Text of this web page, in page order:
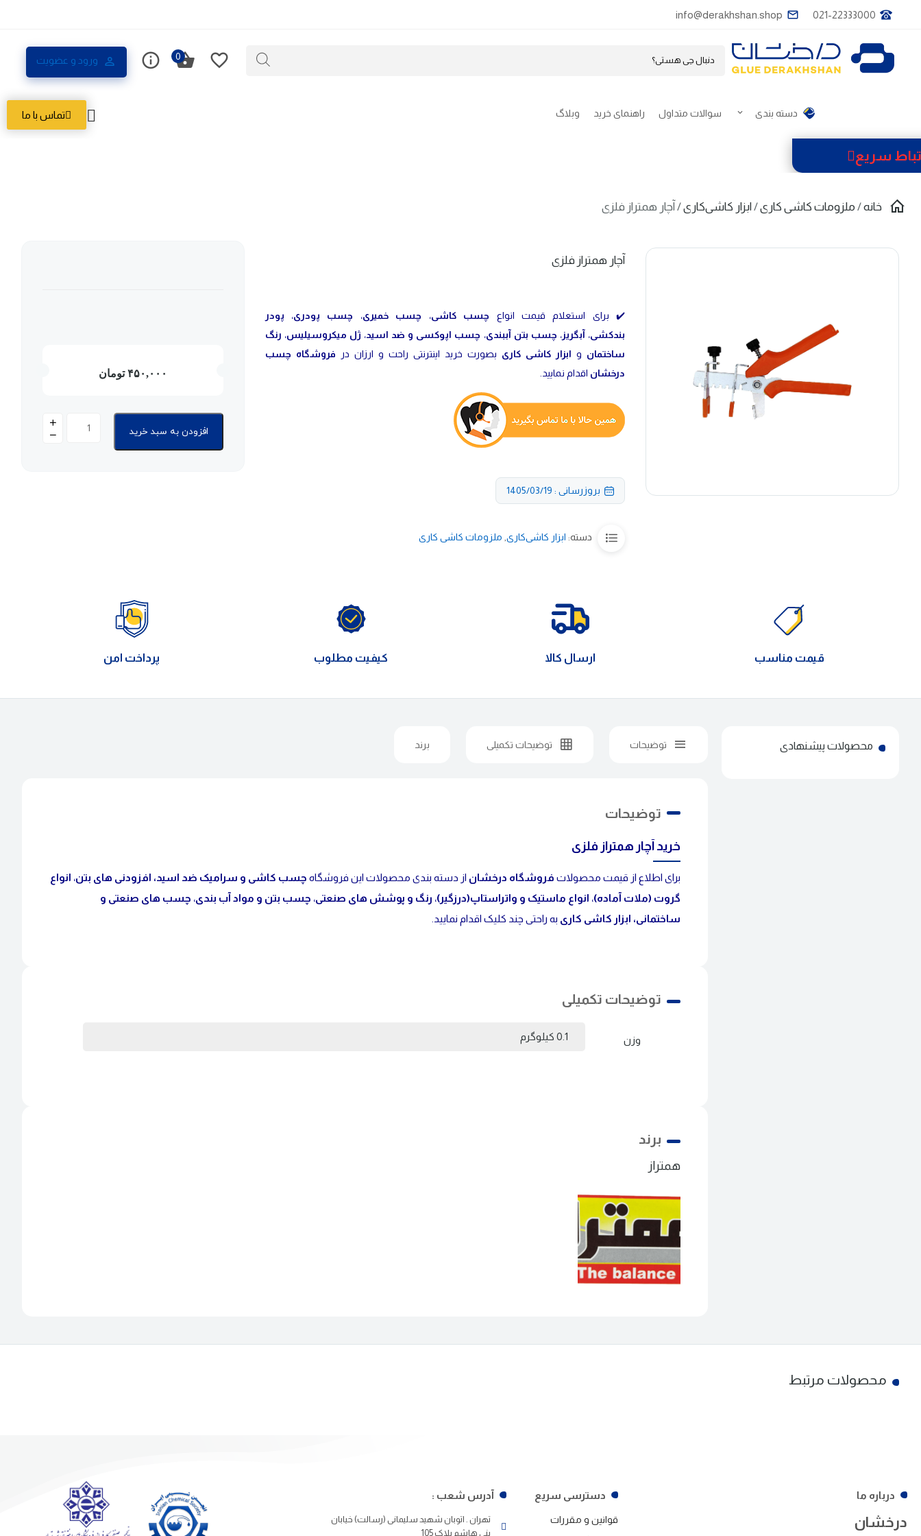
info@derakhshan.shop 021-22333000
ورود و عضویت 0
دسته بندی سوالات متداول راهنمای خرید وبلاگ تماس با ما
سریع
خانه/ ملزومات کاشی کاری/ ابزار کاشی‌کاری/ آچار همتراز فلزی
آچار همتراز فلزی
✔️ برای استعلام قیمت انواع چسب کاشی، چسب خمیری، چسب پودری، پودر
بندکشی، آبگریز، چسب بتن آببندی، چسب اپوکسی و ضد اسید، ژل میکروسیلیس، رنگ
ساختمان و ابزار کاشی کاری بصورت خرید اینترنتی راحت و ارزان در فروشگاه چسب
درخشان اقدام نمایید.
بروزرسانی : 1405/03/19
دسته: ابزار کاشی‌کاری, ملزومات کاشی کاری
۴۵۰,۰۰۰ تومان
افزودن به سبد خرید
قیمت مناسب ارسال کالا کیفیت مطلوب پرداخت امن
محصولات پیشنهادی توضیحات توضیحات تکمیلی برند
توضیحات
خرید آچار همتراز فلزی
برای اطلاع از قیمت محصولات فروشگاه درخشان از دسته بندی محصولات این فروشگاه چسب کاشی و سرامیک ضد اسید، افزودنی های بتن، انواع
گروت (ملات آماده)، انواع ماستیک و واتراستاپ(درزگیر)، رنگ و پوشش های صنعتی، چسب بتن و مواد آب بندی، چسب های صنعتی و
ساختمانی، ابزار کاشی کاری به راحتی چند کلیک اقدام نمایید.
توضیحات تکمیلی
وزن 0.1 کیلوگرم
برند
همتراز
محصولات مرتبط
درباره ما
درخشان
دسترسی سریع
قوانین و مقررات
آدرس شعب :
تهران . اتوبان شهید سلیمانی (رسالت) خیابان
بنی هاشم پلاک 105